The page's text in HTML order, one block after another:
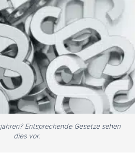
Entsprechende Gesetze sehen
dies vor.